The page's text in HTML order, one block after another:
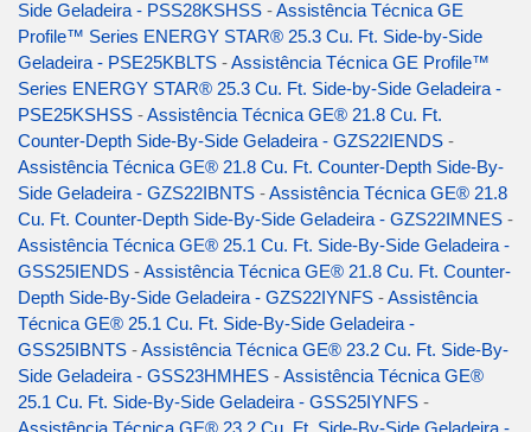
Side Geladeira - PSS28KSHSS -Assistência Técnica GE
Profile™ Series ENERGY STAR® 25.3 Cu. Ft. Side-by-Side
Geladeira - PSE25KBLTS -Assistência Técnica GE Profile™
Series ENERGY STAR® 25.3 Cu. Ft. Side-by-Side Geladeira -
PSE25KSHSS -Assistência Técnica GE® 21.8 Cu. Ft.
Counter-Depth Side-By-Side Geladeira - GZS22IENDS -
Assistência Técnica GE® 21.8 Cu. Ft. Counter-Depth Side-By-
Side Geladeira - GZS22IBNTS -Assistência Técnica GE® 21.8
Cu. Ft. Counter-Depth Side-By-Side Geladeira - GZS22IMNES -
Assistência Técnica GE® 25.1 Cu. Ft. Side-By-Side Geladeira -
GSS25IENDS -Assistência Técnica GE® 21.8 Cu. Ft. Counter-
Depth Side-By-Side Geladeira - GZS22IYNFS -Assistência
Técnica GE® 25.1 Cu. Ft. Side-By-Side Geladeira -
GSS25IBNTS -Assistência Técnica GE® 23.2 Cu. Ft. Side-By-
Side Geladeira - GSS23HMHES -Assistência Técnica GE®
25.1 Cu. Ft. Side-By-Side Geladeira - GSS25IYNFS -